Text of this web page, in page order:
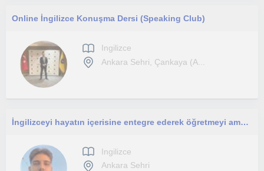
Online İngilizce Konuşma Dersi (Speaking Club)
Ingilizce
Ankara Sehri, Çankaya (A...
İngilizceyi hayatın içerisine entegre ederek öğretmeyi amaçlıyorum ve ezberden ziyade pratiğe dayalı bir eğitim vaat ediyorum.
Ingilizce
Ankara Sehri